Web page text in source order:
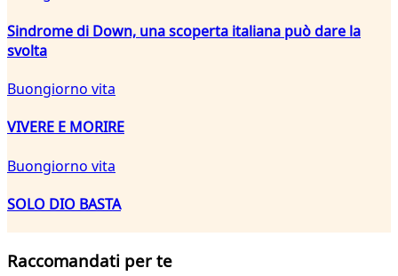
Sindrome di Down, una scoperta italiana può dare la
svolta
Buongiorno vita
VIVERE E MORIRE
Buongiorno vita
SOLO DIO BASTA
Raccomandati per te